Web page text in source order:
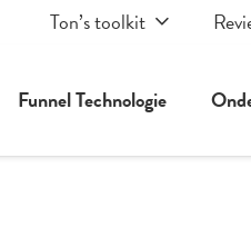
Ton’s toolkit
Funnel Technologie